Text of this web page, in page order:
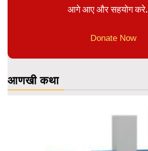
आगे आए और सहयोग करे.
Donate Now
आणखी कथा